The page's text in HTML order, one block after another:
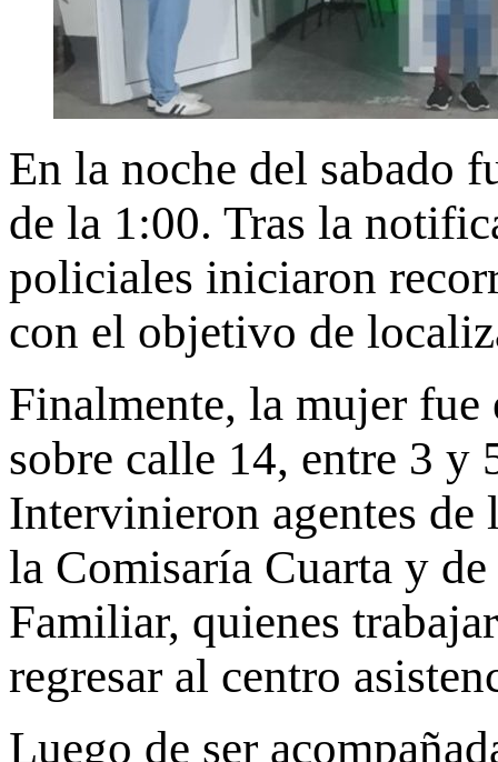
En la noche del sabado
de la 1:00. Tras la
policiales iniciaron
con el objetivo de
Finalmente, la mujer fue
sobre calle 14, entre 3 y
Intervinieron agentes
la Comisaría Cuarta y
Familiar, quienes
regresar al centro
Luego de ser